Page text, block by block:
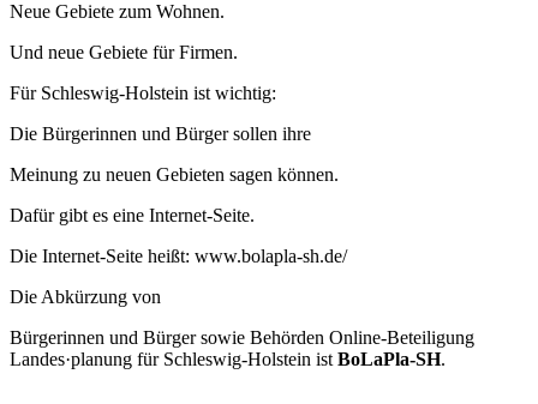
Neue Gebiete zum Wohnen.
Und neue Gebiete für Firmen.
Für Schleswig-Holstein ist wichtig:
Die Bürgerinnen und Bürger sollen ihre
Meinung zu neuen Gebieten sagen können.
Dafür gibt es eine Internet-Seite.
Die Internet-Seite heißt: www.bolapla-sh.de/
Die Abkürzung von
Bürgerinnen und Bürger sowie Behörden Online-Beteiligung
Landes·planung für Schleswig-Holstein ist BoLaPla-SH.